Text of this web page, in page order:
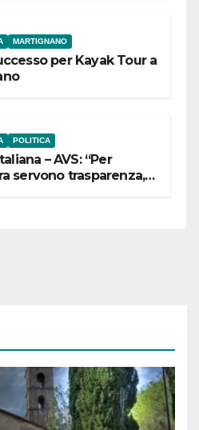
MARTIGNANO
per Kayak Tour a
POLITICA
– AVS: “Per
servono trasparenza,